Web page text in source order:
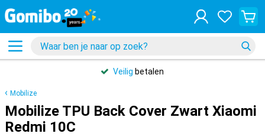
Veilig betalen
Mobilize
Mobilize TPU Back Cover Zwart Xiaomi
Redmi 10C